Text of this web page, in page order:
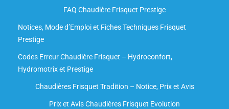
FAQ Chaudière Frisquet Prestige
Notices, Mode d’Emploi et Fiches Techniques Frisquet
Prestige
Codes Erreur Chaudière Frisquet – Hydroconfort,
Hydromotrix et Prestige
Chaudières Frisquet Tradition – Notice, Prix et Avis
Prix et Avis Chaudières Frisquet Evolution